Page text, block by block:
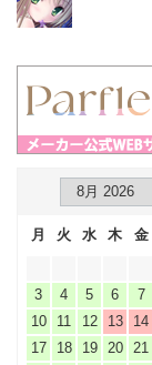
月 火 水 木 金
3
4 5 6 7
10
11 12 13 14
17
18 19 20 21